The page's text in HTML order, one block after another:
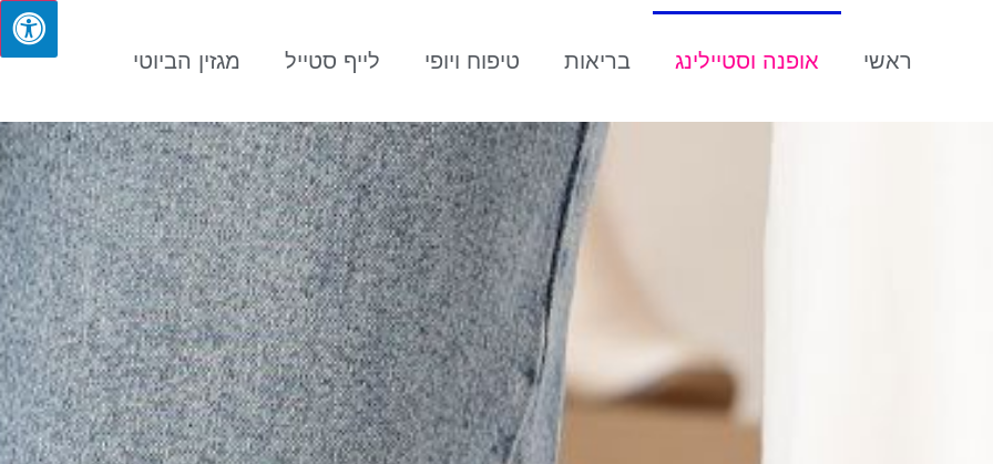
ראשי אופנה וסטיילינג בריאות טיפוח ויופי לייף סטייל מגזין הביוטי